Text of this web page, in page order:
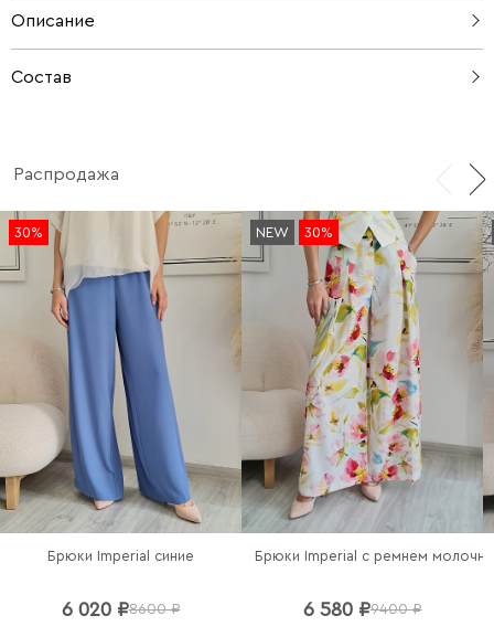
Описание
Льняной костюм из свободной рубашки с нагрудным
Сделано в Италии.
Состав
Распродажа
30%
Брюки Imperial синие
6 020 ₽8600 ₽
NEW 30%
Брюки Imperial c ремнем
6 580 ₽9400 ₽